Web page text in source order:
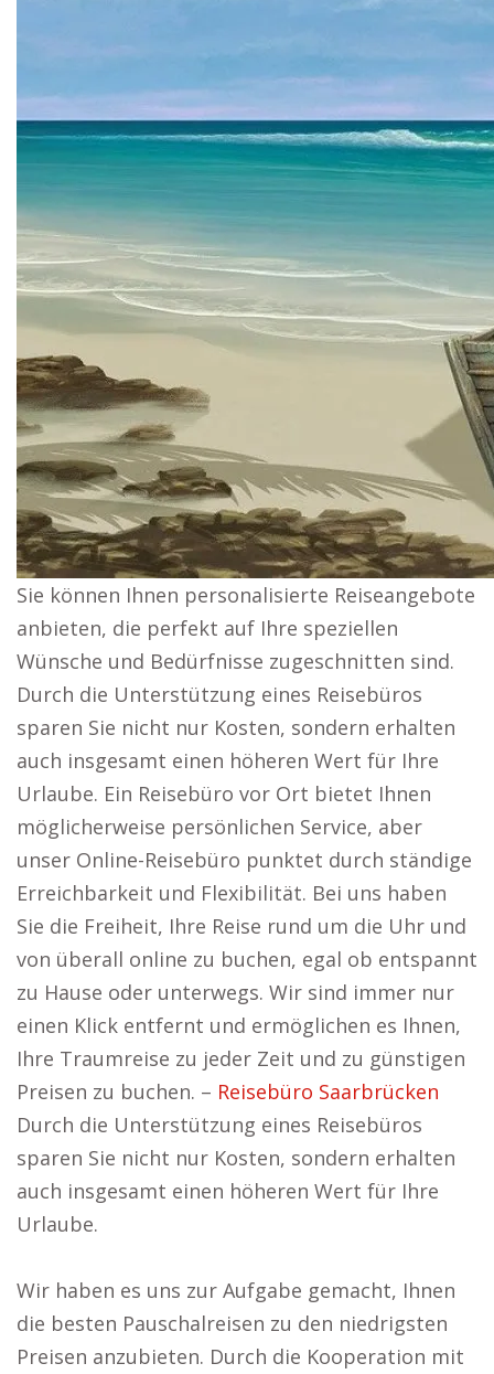
Sie können Ihnen personalisierte Reiseangebote
anbieten, die perfekt auf Ihre speziellen
Wünsche und Bedürfnisse zugeschnitten sind.
Durch die Unterstützung eines Reisebüros
sparen Sie nicht nur Kosten, sondern erhalten
auch insgesamt einen höheren Wert für Ihre
Urlaube. Ein Reisebüro vor Ort bietet Ihnen
möglicherweise persönlichen Service, aber
unser Online-Reisebüro punktet durch ständige
Erreichbarkeit und Flexibilität. Bei uns haben
Sie die Freiheit, Ihre Reise rund um die Uhr und
von überall online zu buchen, egal ob entspannt
zu Hause oder unterwegs. Wir sind immer nur
einen Klick entfernt und ermöglichen es Ihnen,
Ihre Traumreise zu jeder Zeit und zu günstigen
Preisen zu buchen. – Reisebüro Saarbrücken
Durch die Unterstützung eines Reisebüros
sparen Sie nicht nur Kosten, sondern erhalten
auch insgesamt einen höheren Wert für Ihre
Urlaube.
Wir haben es uns zur Aufgabe gemacht, Ihnen
die besten Pauschalreisen zu den niedrigsten
Preisen anzubieten. Durch die Kooperation mit